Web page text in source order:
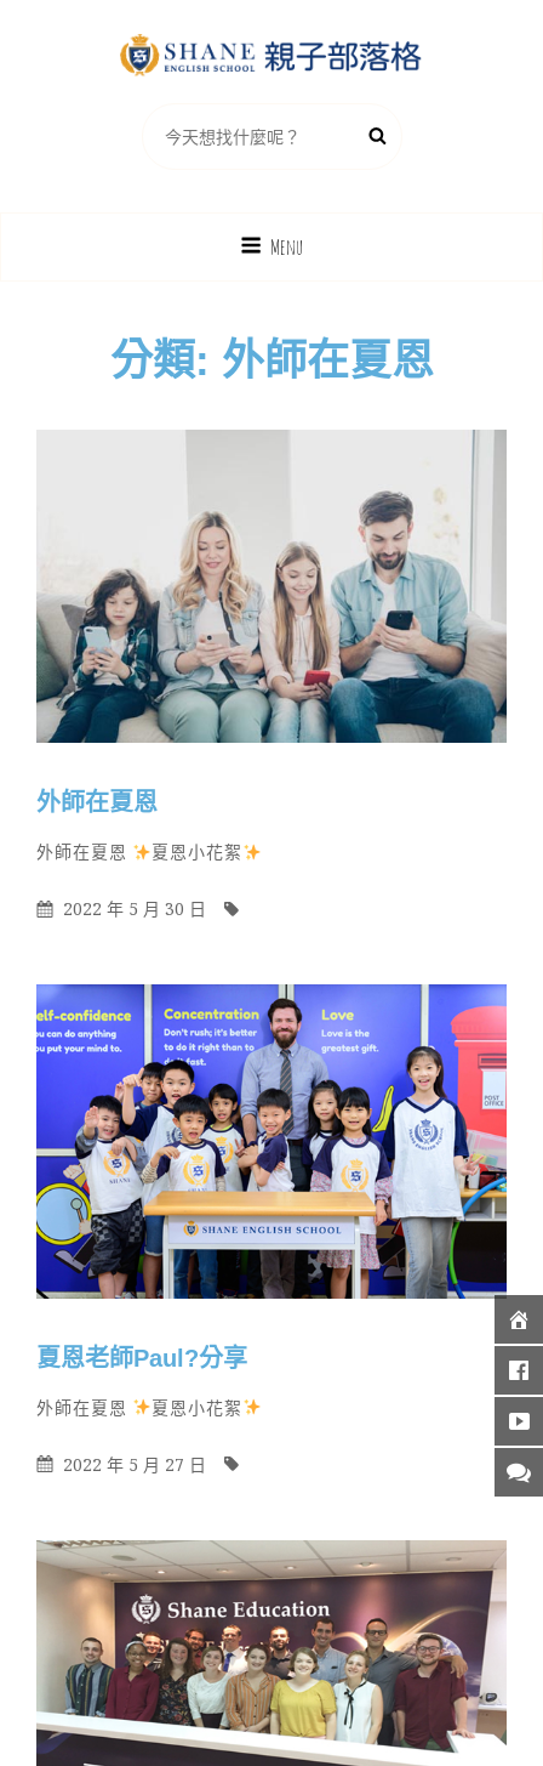
Search
Menu
分類: 外師在夏恩
外師在夏恩
Categories
外師在夏恩 夏恩小花絮 By
Posted
2022 年 5 月 30 日
夏恩老師Paul?分享
Categories
外師在夏恩 夏恩小花絮 By
Posted
2022 年 5 月 27 日